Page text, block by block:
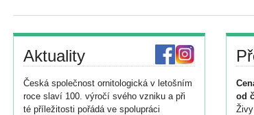
Aktuality
Česká společnost ornitologická v letošním
roce slaví 100. výročí svého vzniku a při
té příležitosti pořádá ve spolupráci
od